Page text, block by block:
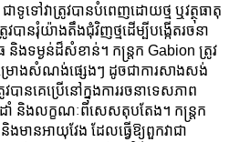
ទៅវាត្រូវបានបំពេញដោយថ្ម ឬវត្ថុធាតុ
រុំយ៉ាងតឹងជុំវិញថ្មដើម្បីបង្កើតរចនា
ងទម្ងន់ដ៏សំខាន់។ កន្ត្រក Gabion ត្រូវ
រោងសំណង់ផ្សេងៗ ដូចជាការសាងសង់
បានគេប្រើនៅក្នុងការរចនាទេសភាព
ដាំ និងលក្ខណៈពិសេសតុបតែង។ កន្ត្រក
ងមានអាយុវែង ដែលធ្វើឱ្យពួកវាជា